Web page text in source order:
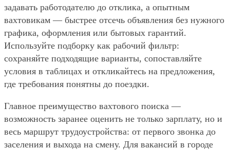
задавать работодателю до отклика, а опытным
вахтовикам — быстрее отсечь объявления без нужного
графика, оформления или бытовых гарантий.
Используйте подборку как рабочий фильтр:
сохраняйте подходящие варианты, сопоставляйте
условия в таблицах и откликайтесь на предложения,
где требования понятны до поездки.
Главное преимущество вахтового поиска —
возможность заранее оценить не только зарплату, но и
весь маршрут трудоустройства: от первого звонка до
заселения и выхода на смену. Для вакансий в городе